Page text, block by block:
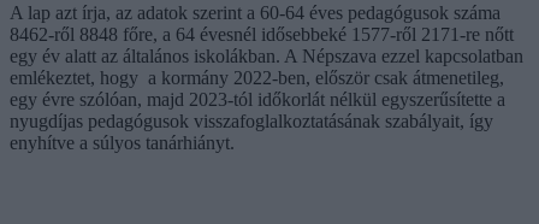
A lap azt írja, az adatok szerint a 60-64 éves pedagógusok száma
8462-ről 8848 főre, a 64 évesnél idősebbeké 1577-ről 2171-re nőtt
egy év alatt az általános iskolákban. A Népszava ezzel kapcsolatban
emlékeztet, hogy a kormány 2022-ben, először csak átmenetileg,
egy évre szólóan, majd 2023-tól időkorlát nélkül egyszerűsítette a
nyugdíjas pedagógusok visszafoglalkoztatásának szabályait, így
enyhítve a súlyos tanárhiányt.